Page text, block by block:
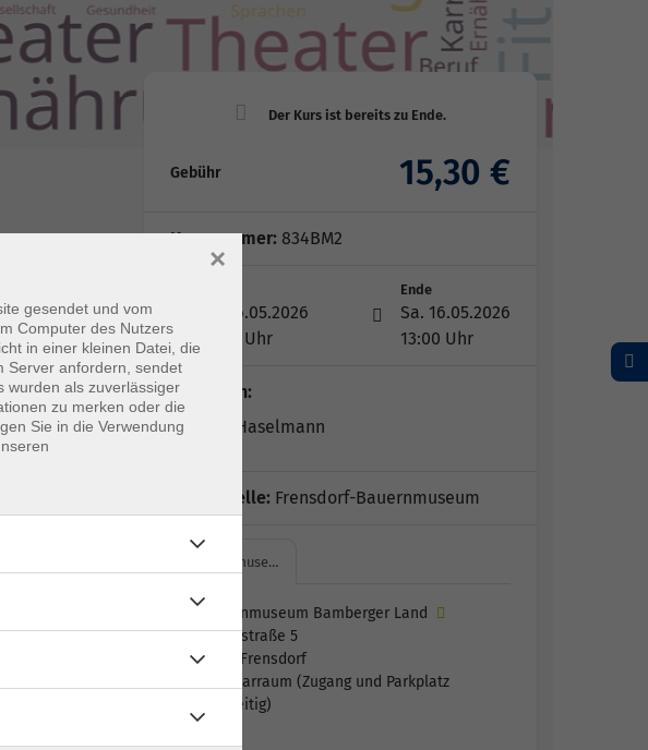
Sie
für
€.
Gebühr 15,30 €
Kursnummer: 834BM2
Sa. 16.05.2026
10:00 Uhr
Ende
Sa. 16.05.2026
13:00 Uhr
Dozent*in:
Claudia Haselmann
Außenstelle: Frensdorf-Bauernmuseum
Bauernmuse…
Bauernmuseum Bamberger Land
Hauptstraße 5
96158 Frensdorf
Seminarraum (Zugang und Parkplatz
rückseitig)
gesendet und vom
Computer des Nutzers
in einer kleinen Datei, die
Server anfordern, sendet
wurden als zuverlässiger
zu merken oder die
Sie in die Verwendung
×